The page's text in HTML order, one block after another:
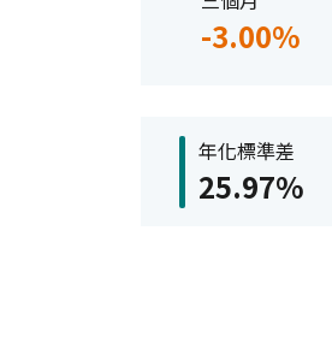
-3.00%
年化標準差
25.97%